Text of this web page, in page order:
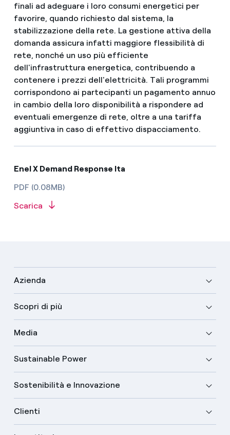
finali ad adeguare i loro consumi energetici per
favorire, quando richiesto dal sistema, la
stabilizzazione della rete. La gestione attiva della
domanda assicura infatti maggiore flessibilità di
rete, nonché un uso più efficiente
dell'infrastruttura energetica, contribuendo a
contenere i prezzi dell'elettricità. Tali programmi
corrispondono ai partecipanti un pagamento annuo
in cambio della loro disponibilità a rispondere ad
eventuali emergenze di rete, oltre a una tariffa
aggiuntiva in caso di effettivo dispacciamento.
Enel X Demand Response Ita
PDF (0.08MB)
Scarica
Azienda
Scopri di più
Media
Sustainable Power
Sostenibilità e Innovazione
Clienti